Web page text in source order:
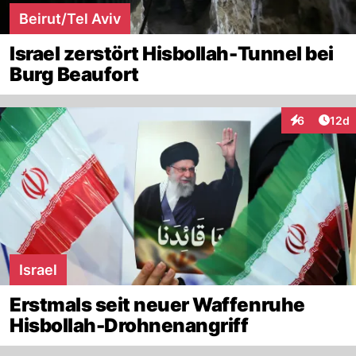
Beirut/Tel Aviv
Israel zerstört Hisbollah-Tunnel bei
Burg Beaufort
6
Interaktionen
12d
Israel
Erstmals seit neuer Waffenruhe
Hisbollah-Drohnenangriff